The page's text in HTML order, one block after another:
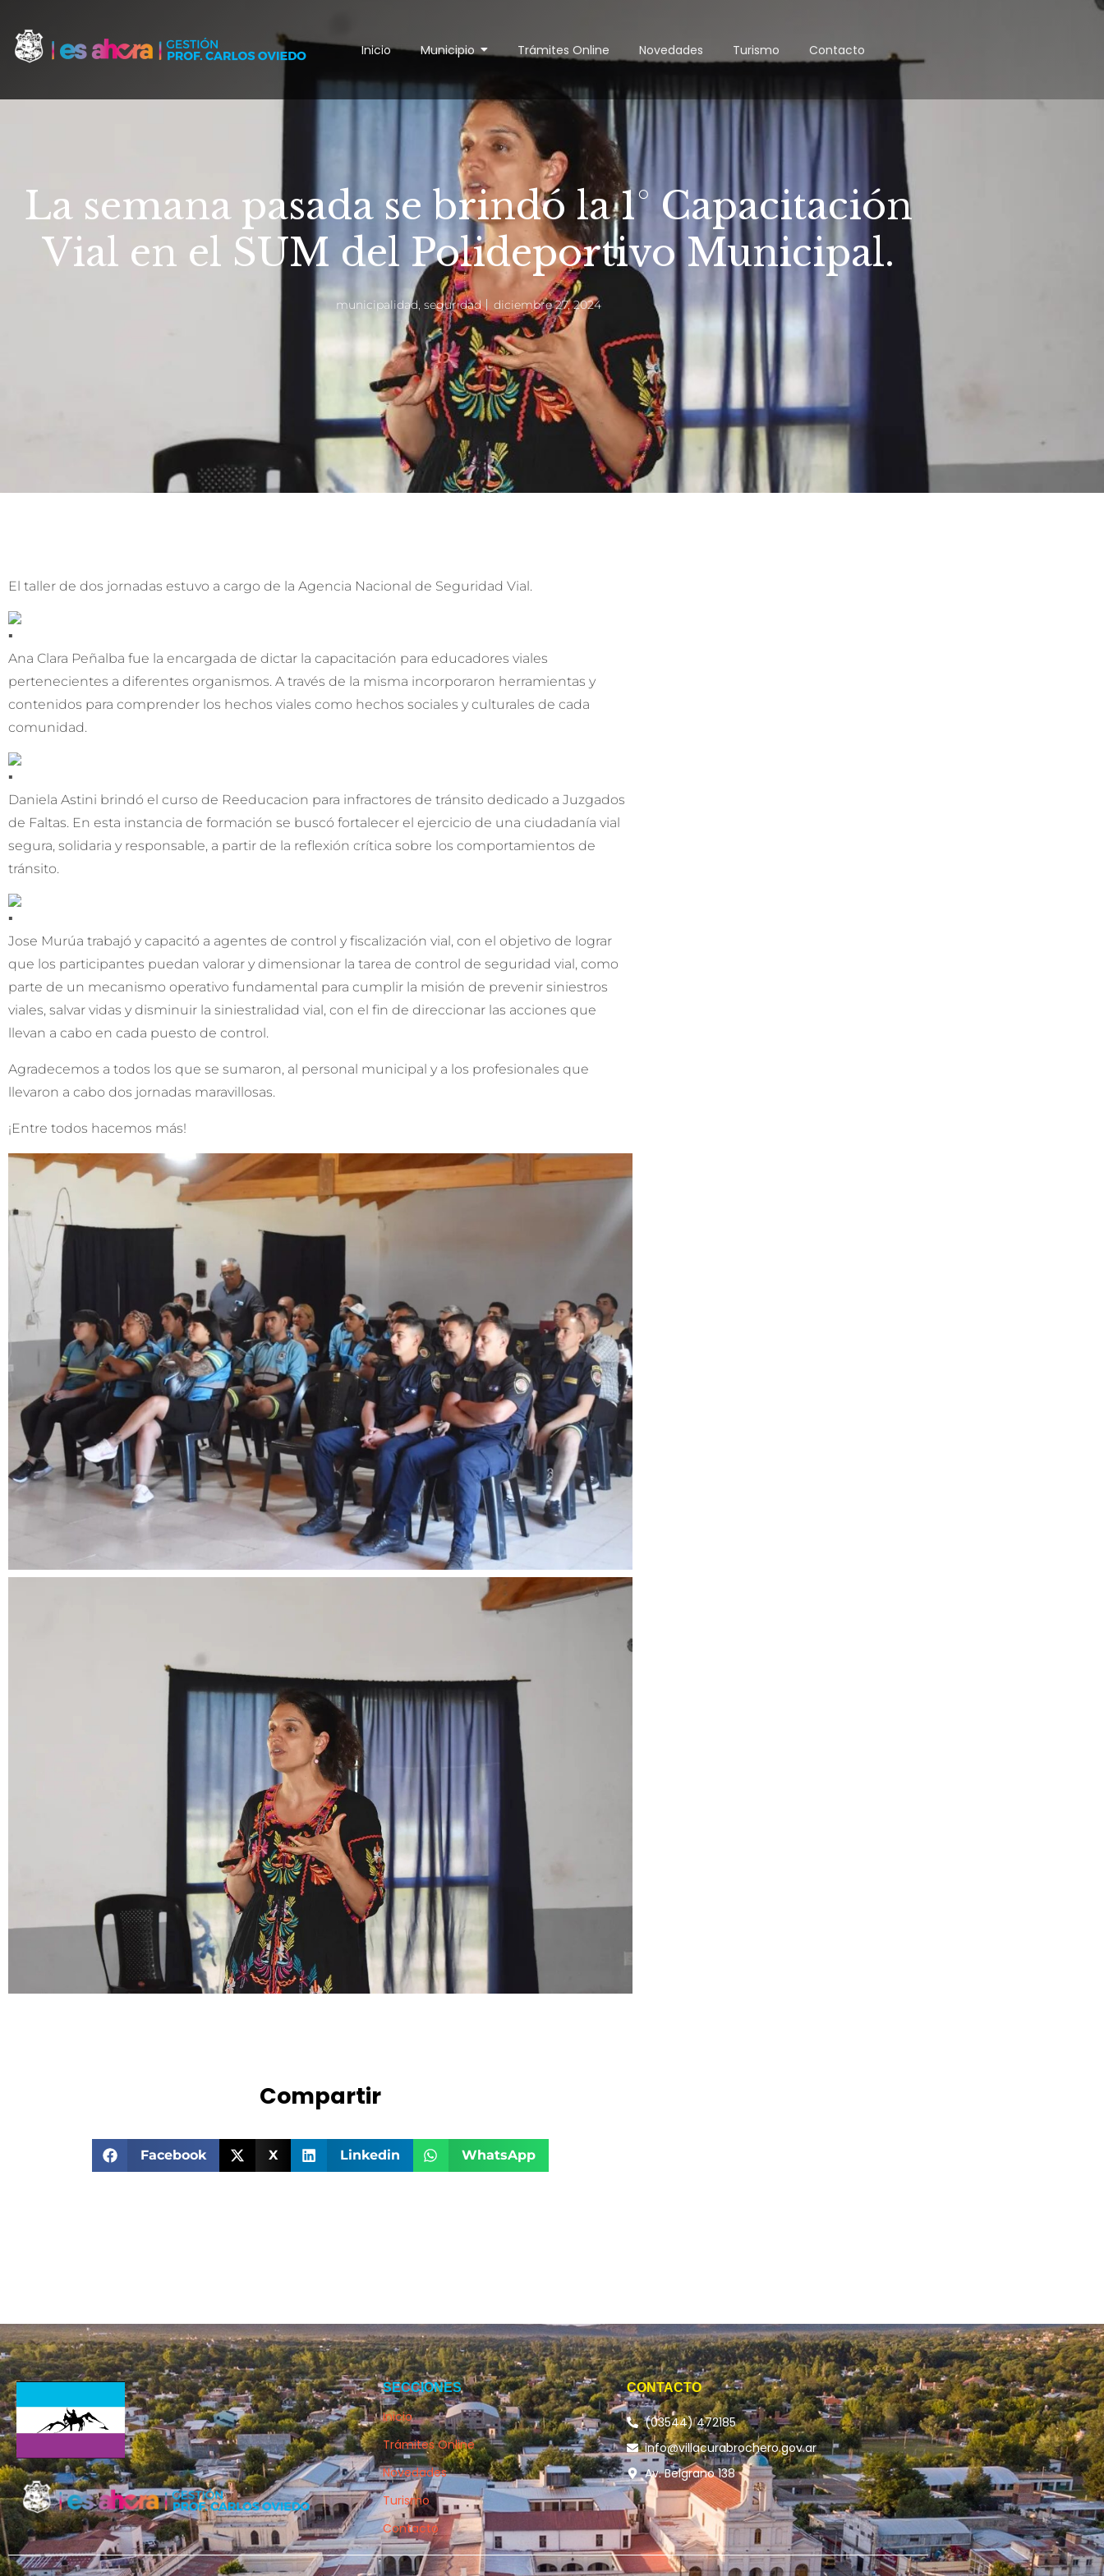
Inicio Municipio Trámites Online Novedades Turismo Contacto
La semana pasada se brindó la 1° Capacitación
Vial en el SUM del Polideportivo Municipal.
municipalidad, seguridad diciembre 27, 2024
El taller de dos jornadas estuvo a cargo de la Agencia Nacional de Seguridad Vial.
Ana Clara Peñalba fue la encargada de dictar la capacitación para educadores viales
pertenecientes a diferentes organismos. A través de la misma incorporaron herramientas y
contenidos para comprender los hechos viales como hechos sociales y culturales de cada
comunidad.
Daniela Astini brindó el curso de Reeducacion para infractores de tránsito dedicado a Juzgados
de Faltas. En esta instancia de formación se buscó fortalecer el ejercicio de una ciudadanía vial
segura, solidaria y responsable, a partir de la reflexión crítica sobre los comportamientos de
tránsito.
Jose Murúa trabajó y capacitó a agentes de control y fiscalización vial, con el objetivo de lograr
que los participantes puedan valorar y dimensionar la tarea de control de seguridad vial, como
parte de un mecanismo operativo fundamental para cumplir la misión de prevenir siniestros
viales, salvar vidas y disminuir la siniestralidad vial, con el fin de direccionar las acciones que
llevan a cabo en cada puesto de control.
Agradecemos a todos los que se sumaron, al personal municipal y a los profesionales que
llevaron a cabo dos jornadas maravillosas.
¡Entre todos hacemos más!
Compartir
Facebook X Linkedin WhatsApp
SECCIONES
Inicio
Trámites Online
Novedades
Turismo
Contacto
CONTACTO
(03544) 472185
info@villacurabrochero.gov.ar
Av. Belgrano 138